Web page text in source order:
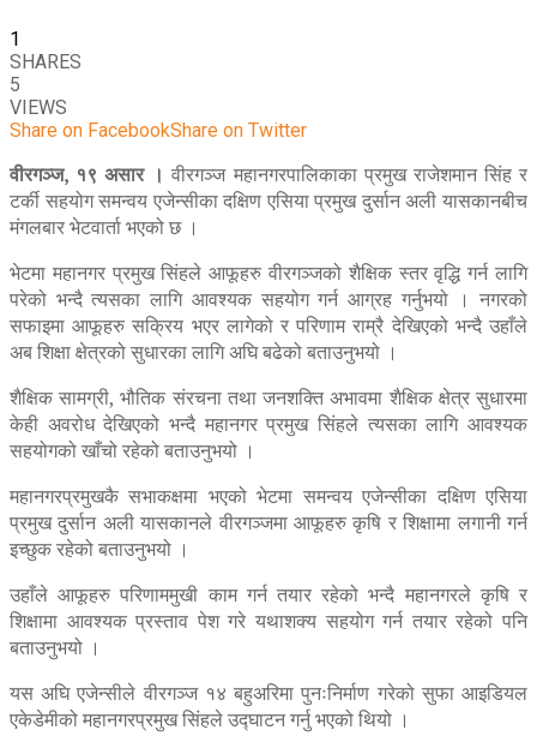
1
SHARES
5
VIEWS
Share on FacebookShare on Twitter
वीरगञ्ज, १९ असार । वीरगञ्ज महानगरपालिकाका प्रमुख राजेशमान सिंह र
टर्की सहयोग समन्वय एजेन्सीका दक्षिण एसिया प्रमुख दुर्सान अली यासकानबीच
मंगलबार भेटवार्ता भएको छ ।
भेटमा महानगर प्रमुख सिंहले आफूहरु वीरगञ्जको शैक्षिक स्तर वृद्धि गर्न लागि
परेको भन्दै त्यसका लागि आवश्यक सहयोग गर्न आग्रह गर्नुभयो । नगरको
सफाइमा आफूहरु सक्रिय भएर लागेको र परिणाम राम्रै देखिएको भन्दै उहाँले
अब शिक्षा क्षेत्रको सुधारका लागि अघि बढेको बताउनुभयो ।
शैक्षिक सामग्री, भौतिक संरचना तथा जनशक्ति अभावमा शैक्षिक क्षेत्र सुधारमा
केही अवरोध देखिएको भन्दै महानगर प्रमुख सिंहले त्यसका लागि आवश्यक
सहयोगको खाँचो रहेको बताउनुभयो ।
महानगरप्रमुखकै सभाकक्षमा भएको भेटमा समन्वय एजेन्सीका दक्षिण एसिया
प्रमुख दुर्सान अली यासकानले वीरगञ्जमा आफूहरु कृषि र शिक्षामा लगानी गर्न
इच्छुक रहेको बताउनुभयो ।
उहाँले आफूहरु परिणाममुखी काम गर्न तयार रहेको भन्दै महानगरले कृषि र
शिक्षामा आवश्यक प्रस्ताव पेश गरे यथाशक्य सहयोग गर्न तयार रहेको पनि
बताउनुभयो ।
यस अघि एजेन्सीले वीरगञ्ज १४ बहुअरिमा पुनःनिर्माण गरेको सुफा आइडियल
एकेडेमीको महानगरप्रमुख सिंहले उद्घाटन गर्नु भएको थियो ।